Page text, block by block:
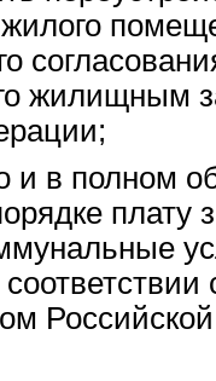
жилищным
и в полном
плату